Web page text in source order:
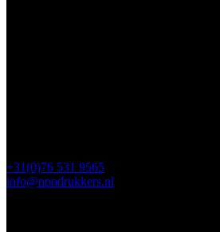
+31(0)76 531 9565
info@npndrukkers.nl